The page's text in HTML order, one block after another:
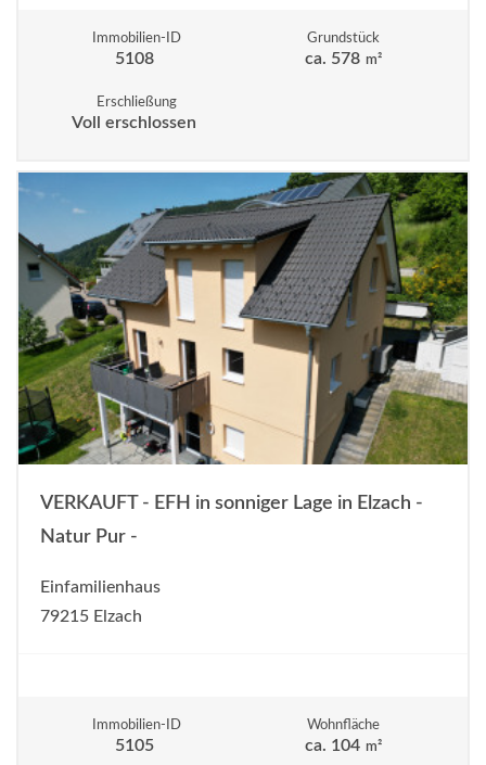
Immobilien-ID
5108
Grundstück
ca. 578 m²
Erschließung
Voll erschlossen
VERKAUFT - EFH in sonniger Lage in Elzach -
Natur Pur -
Einfamilienhaus
79215 Elzach
Immobilien-ID
5105
Wohnfläche
ca. 104 m²